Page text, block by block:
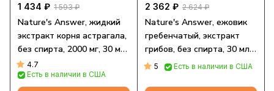
1 434 ₽ 1 593 ₽
Nature's Answer, жидкий
экстракт корня астрагала,
без спирта, 2000 мг, 30 мл
(1 жидк. унция)
4.7
Есть в наличии в США
2 362 ₽ 2 624 ₽
Nature's Answer, ежовик
гребенчатый, экстракт
грибов, без спирта, 30 мл
(1 жидк. унция)
5 Есть в наличии в США